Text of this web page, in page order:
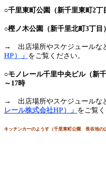
○千里東町公園（新千里東町2
○樫ノ木公園（新千里北町3丁
→ 出店場所やスケジュールな
HP）」 をご覧ください。
○モノレール千里中央ビル（新
～17時
→ 出店場所やスケジュールな
レール株式会社HP）」 をご覧く
キッチンカーのようす（千里東町公園 長谷池の